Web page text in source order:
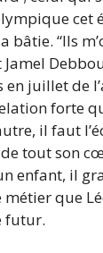
cet
bâtie. “Ils
Jamel
en juillet de
forte
il faut
tout son
enfant, il
métier que
futur.